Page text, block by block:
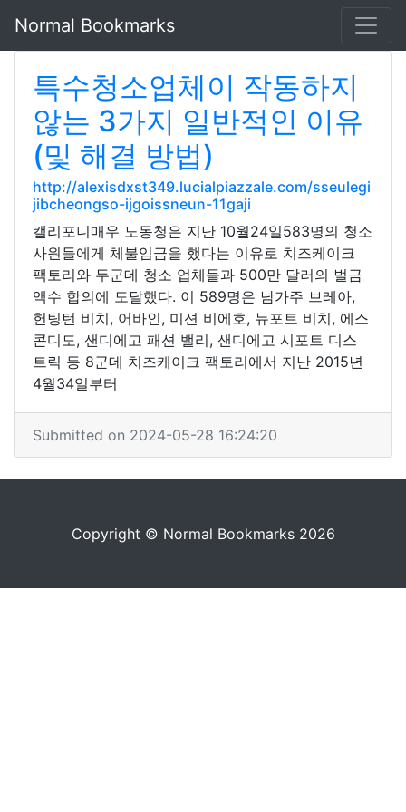
Normal Bookmarks
특수청소업체이 작동하지
않는 3가지 일반적인 이유
(및 해결 방법)
http://alexisdxst349.lucialpiazzale.com/sseulegi
jibcheongso-ijgoissneun-11gaji
캘리포니매우 노동청은 지난 10월24일583명의 청소
사원들에게 체불임금을 했다는 이유로 치즈케이크
팩토리와 두군데 청소 업체들과 500만 달러의 벌금
액수 합의에 도달했다. 이 589명은 남가주 브레아,
헌팅턴 비치, 어바인, 미션 비에호, 뉴포트 비치, 에스
콘디도, 샌디에고 패션 밸리, 샌디에고 시포트 디스
트릭 등 8군데 치즈케이크 팩토리에서 지난 2015년
4월34일부터
Submitted on 2024-05-28 16:24:20
Copyright © Normal Bookmarks 2026